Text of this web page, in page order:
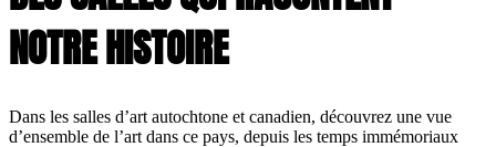
NOTRE HISTOIRE
Dans les salles d’art autochtone et canadien, découvrez une vue
d’ensemble de l’art dans ce pays, depuis les temps immémoriaux